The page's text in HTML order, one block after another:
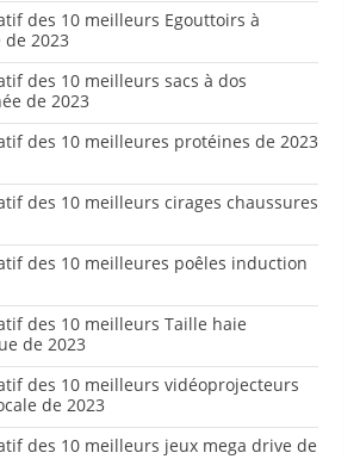
des 10 meilleurs Egouttoirs à
de 2023
des 10 meilleurs sacs à dos
de 2023
des 10 meilleures protéines de 2023
des 10 meilleurs cirages chaussures
des 10 meilleures poêles induction
des 10 meilleurs Taille haie
de 2023
des 10 meilleurs vidéoprojecteurs
de 2023
des 10 meilleurs jeux mega drive de